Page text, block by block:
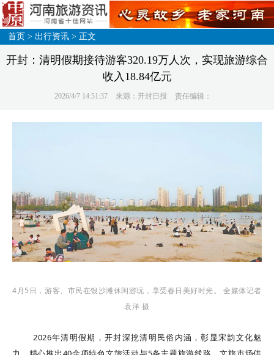
首页 >出行资讯 > 正文
开封：清明假期接待游客320.19万人次，实现旅游综合
收入18.84亿元
2026/4/7 14:51:37 来源：开封日报 责任编辑：
4月5日，游客、市民在银沙滩休闲游玩，享受春日美好时光。 全媒体记者
袁洋 摄
2026年清明假期，开封深挖清明民俗内涵，彰显宋韵文化魅